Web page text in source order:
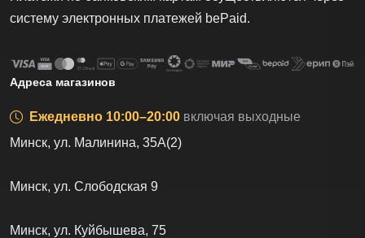
систему электронных платежей bеPаid.
Адреса магазинов
Ежедневно 10:00–20:00 включая выходные
Минск, ул. Малинина, 35А(2)
Минск, ул. Слободская 9
Минск, ул. Куйбышева, 75